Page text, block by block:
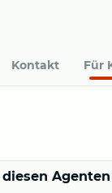
Kontakt Für
Agenten